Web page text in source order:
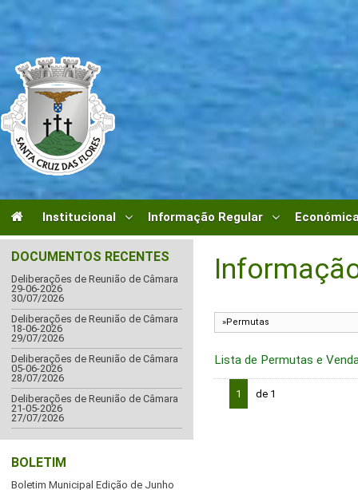
Institucional Informação Regular
DOCUMENTOS RECENTES
Deliberações de Reunião de Câmara
29-06-2026
30/07/2026
Deliberações de Reunião de Câmara
18-06-2026
29/07/2026
Deliberações de Reunião de Câmara
05-06-2026
28/07/2026
Deliberações de Reunião de Câmara
21-05-2026
27/07/2026
BOLETIM
Boletim Municipal Edição de Junho
Lista de Permutas e
1 de 1